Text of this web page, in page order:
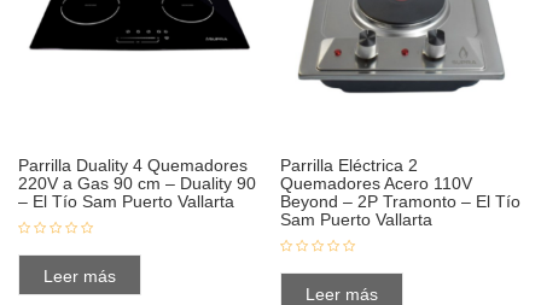
Parrilla Duality 4 Quemadores
220V a Gas 90 cm – Duality 90
– El Tío Sam Puerto Vallarta
Leer más
Parrilla Eléctrica 2
Quemadores Acero 110V
Beyond – 2P Tramonto – El Tío
Sam Puerto Vallarta
Leer más